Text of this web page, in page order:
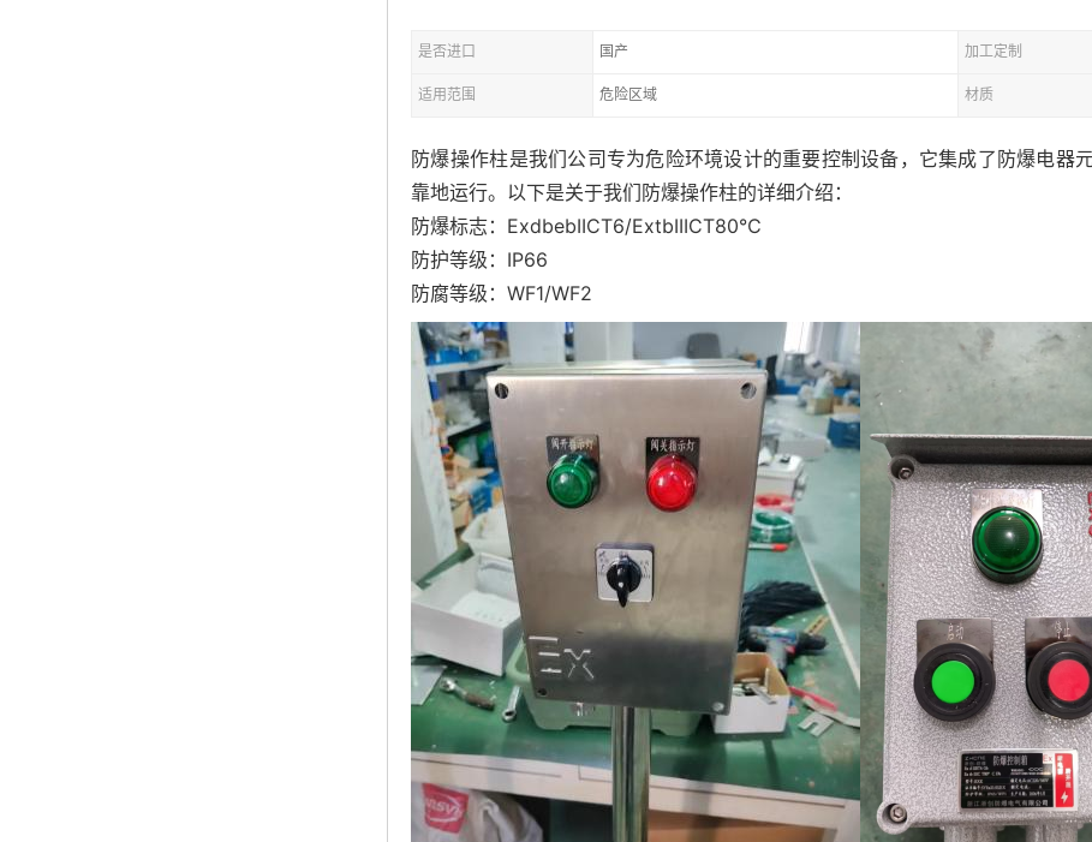
是否进口 国产 加工定制
适用范围 危险区域 材质
防爆操作柱是我们公司专为危险环境设计的重要控制设备，它集成了防爆电器
靠地运行。以下是关于我们防爆操作柱的详细介绍：
防爆标志：ExdbebIICT6/ExtbIIICT80℃
防护等级：IP66
防腐等级：WF1/WF2